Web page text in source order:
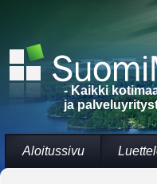
- Kaikki
ja
Aloitussivu